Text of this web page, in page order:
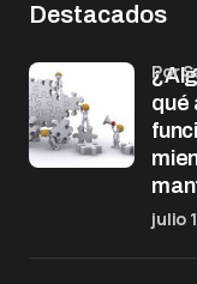
Destacados
qué
por
julio